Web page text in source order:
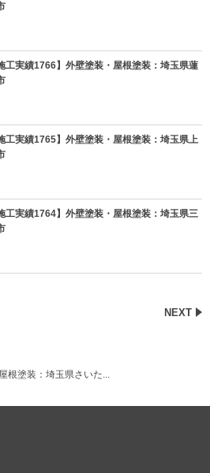
工実績1766】外壁塗装・屋根塗装：埼玉県蓮
工実績1765】外壁塗装・屋根塗装：埼玉県上
工実績1764】外壁塗装・屋根塗装：埼玉県三
NEXT
根塗装：埼玉県さいた...